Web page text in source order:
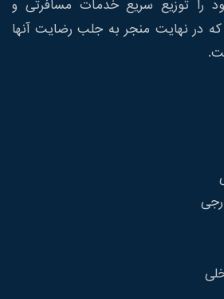
را توزیع سریع خدمات مسافرتی و
در نهایت منجر به جلب رضایت آنها